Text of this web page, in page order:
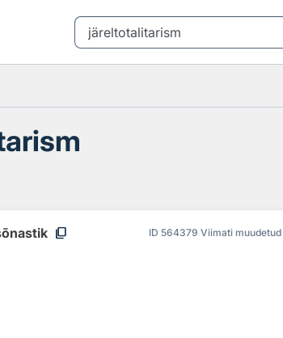
content_copy ID 564379 Viimati muudetud